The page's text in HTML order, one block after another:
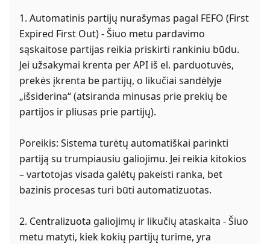
1. Automatinis partijų nurašymas pagal FEFO (First
Expired First Out) - Šiuo metu pardavimo
sąskaitose partijas reikia priskirti rankiniu būdu.
Jei užsakymai krenta per API iš el. parduotuvės,
prekės įkrenta be partijų, o likučiai sandėlyje
„išsiderina“ (atsiranda minusas prie prekių be
partijos ir pliusas prie partijų).
Poreikis: Sistema turėtų automatiškai parinkti
partiją su trumpiausiu galiojimu. Jei reikia kitokios
– vartotojas visada galėtų pakeisti ranka, bet
bazinis procesas turi būti automatizuotas.
2. Centralizuota galiojimų ir likučių ataskaita - Šiuo
metu matyti, kiek kokių partijų turime, yra